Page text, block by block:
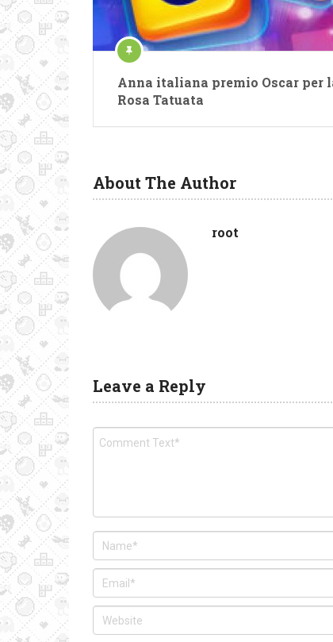
Anna italiana premio Oscar per
Rosa Tatuata
About The Author
root
Leave a Reply